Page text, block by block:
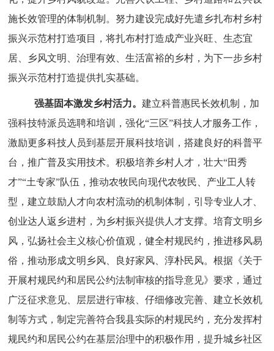
施长效管理的体制机制。 努力建设完成好先遣乡扎布村乡村
振兴示范村打造项目，将扎布村打造成产业兴旺、生态宜
居、乡风文明、治理有效、生活富裕的乡村，为下一步乡村
振兴示范村打造提供扎实基础。
强基固本激发乡村活力。建立科普惠民长效机制，加
强科技特派员选聘和培训，强化“三区”科技人才服务工作，
激励更多科技人员到基层开展科技培训，搭建良好的科普平
台，推广普及实用技术。积极培养乡村人才，壮大“田秀
才”“土专家”队伍，推动农牧民向现代农牧民、产业工人转
型，建立鼓励人才向农村流动的机制体制，引导专业人才、
创业达人返乡进村，为乡村振兴提供人才支撑。培育文明乡
风，弘扬社会主义核心价值观，健全村规民约，推进移风易
俗，推动形成文明乡风、良好家风、淳朴民风。根据《关于
开展村规民约和居民公约法制审核的指导意见》要求，通过
广泛征求意见、层层进行审核、仔细修改完善、建立长效机
制等方式，制定完善符合我县实际的村规民约，充分发挥村
规民约和居民公约在基层治理中的积极作用，提升城乡社区